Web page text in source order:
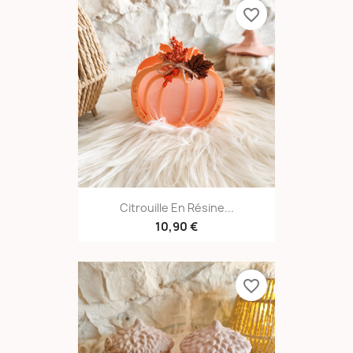
Citrouille En Résine...
10,90 €
favorite_border
favorite_border